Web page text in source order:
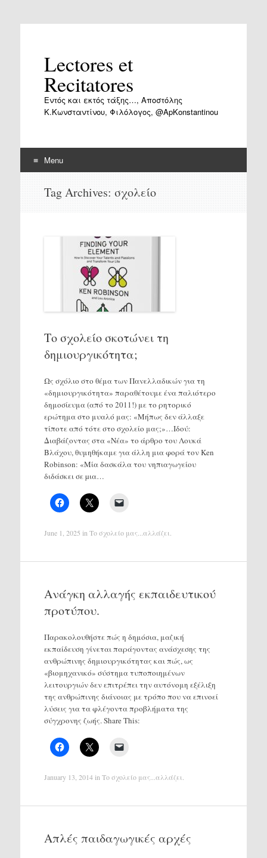
Lectores et
Recitatores
Εντός και εκτός τάξης…, Αποστόλης
Κ.Κωνσταντίνου, Φιλόλογος, @ApKonstantinou
Menu
Tag Archives: σχολείο
Το σχολείο σκοτώνει τη
δημιουργικότητα;
Ως σχόλιο στο θέμα των Πανελλαδικών για τη
«δημιουργικότητα» παραθέτουμε ένα παλιότερο
δημοσίευμα (από το 2011!) με το ρητορικό
ερώτημα στο μυαλό μας: «Μήπως δεν άλλαξε
τίποτε από τότε στο σχολείο μας;»…Ιδού:
Διαβάζοντας στα «Νέα» το άρθρο του Λουκά
Βλάχου, θυμηθήκαμε για άλλη μια φορά τον Ken
Robinson: «Μία δασκάλα του νηπιαγωγείου
διδάσκει σε µια…
June 1, 2025 in Το σχολείο μας...αλλάζει
Ανάγκη αλλαγής εκπαιδευτικού
προτύπου.
Παρακολουθήστε πώς η δημόσια, μαζική
εκπαίδευση γίνεται παράγοντας ανάσχεσης της
ανθρώπινης δημιουργικότητας και πώς, ως
«βιομηχανικό» σύστημα τυποποιημένων
λειτουργιών δεν επιτρέπει την αυτόνομη εξέλιξη
της ανθρώπινης διάνοιας με τρόπο που να επινοεί
λύσεις για τα φλέγοντα προβλήματα της
σύγχρονης ζωής. Share This:
January 13, 2014in Το σχολείο μας...αλλάζει
Απλές παιδαγωγικές αρχές